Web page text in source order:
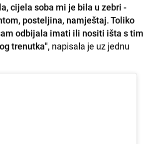
cijela soba mi je bila u zebri -
posteljina, namještaj. Toliko
odbijala imati ili nositi išta s tim
trenutka", napisala je uz jednu